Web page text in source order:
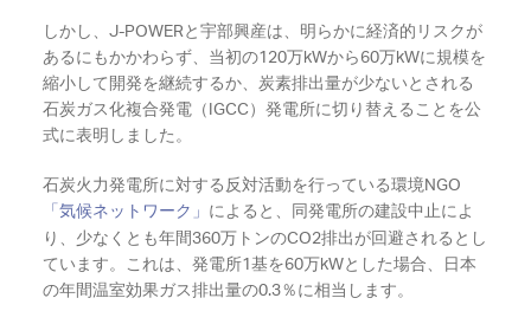
しかし、J-POWERと宇部興産は、明らかに経済的リスクが
あるにもかかわらず、当初の120万kWから60万kWに規模を
縮小して開発を継続するか、炭素排出量が少ないとされる
石炭ガス化複合発電（IGCC）発電所に切り替えることを公
式に表明しました。
石炭火力発電所に対する反対活動を行っている環境NGO
「気候ネットワーク」 によると、同発電所の建設中止によ
り、少なくとも年間360万トンのCO2排出が回避されるとし
ています。これは、発電所1基を60万kWとした場合、日本
の年間温室効果ガス排出量の0.3％に相当します。